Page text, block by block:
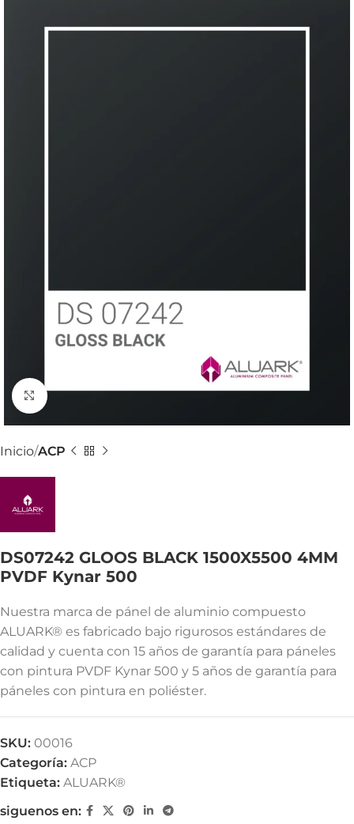
Ver Imagenes
Inicio ACP
DS07242 GLOOS BLACK 1500X5500 4MM
PVDF Kynar 500
Nuestra marca de pánel de aluminio compuesto
ALUARK® es fabricado bajo rigurosos estándares de
calidad y cuenta con 15 años de garantía para páneles
con pintura PVDF Kynar 500 y 5 años de garantía para
páneles con pintura en poliéster.
SKU: 00016
Categoría: ACP
Etiqueta: ALUARK®
siguenos en: